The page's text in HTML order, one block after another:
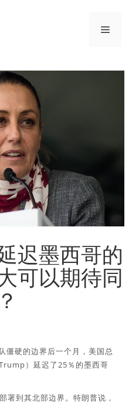
選
迟墨西哥的
可以期待同
僵硬的边界后一个月，美国总
）延迟了25％的墨西哥
署到其北部边界。特朗普说，